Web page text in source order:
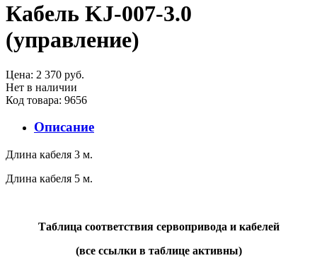
Кабель KJ-007-3.0
(управление)
Цена: 2 370 руб.
Нет в наличии
Код товара: 9656
Описание
Длина кабеля 3 м.
Длина кабеля 5 м.
Таблица соответствия сервопривода и кабелей
(все ссылки в таблице активны)